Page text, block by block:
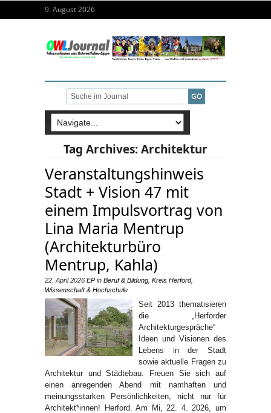
9. August 2026
Tag Archives:Architektur
Veranstaltungshinweis
Stadt + Vision 47 mit
einem Impulsvortrag von
Lina Maria Mentrup
(Architekturbüro
Mentrup, Kahla)
22. April 2026 EPin Beruf & Bildung Kreis Herford,
Wissenschaft & Hochschule
Seit 2013 thematisieren
die „Herforder
Architekturgespräche“
Ideen und Visionen des
Lebens in der Stadt
sowie aktuelle Fragen zu
Architektur und Städtebau. Freuen Sie sich auf
einen anregenden Abend mit namhaften und
meinungsstarken Persönlichkeiten, nicht nur für
Architekt*innen! Herford. Am Mi, 22. 4. 2026, um